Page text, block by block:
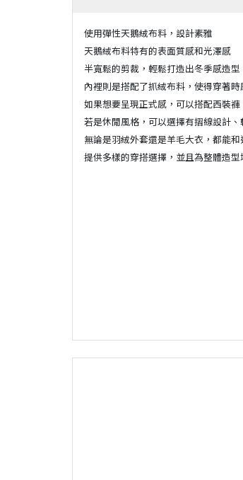
使用彈性天鵝絨布料，設計素雅
天鵝絨布料特有的表面質感和光澤感
半寬鬆的剪裁，輕鬆打造出冬季感造型
內裡則是搭配了抓絨布料，使得穿著
如果想要呈現正式感，可以搭配西裝褲
若是休閒風格，可以選擇有摺線設計
無論是羽絨外套還是羊毛大衣，都能
提供多樣的穿搭選擇，並且為整體造